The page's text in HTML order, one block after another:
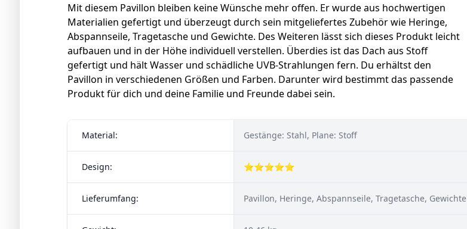
Mit diesem Pavillon bleiben keine Wünsche mehr offen. Er wurde aus hochwertigen
Materialien gefertigt und überzeugt durch sein mitgeliefertes Zubehör wie Heringe,
Abspannseile, Tragetasche und Gewichte. Des Weiteren lässt sich dieses Produkt leicht
aufbauen und in der Höhe individuell verstellen. Überdies ist das Dach aus Stoff
gefertigt und hält Wasser und schädliche UVB-Strahlungen fern. Du erhältst den
Pavillon in verschiedenen Größen und Farben. Darunter wird bestimmt das passende
Produkt für dich und deine Familie und Freunde dabei sein.
Material: Gestänge: Stahl, Plane: Stoff
Design: ⭐⭐⭐⭐⭐
Lieferumfang: Pavillon, Heringe, Abspannseile, Tragetasche, Gewichte